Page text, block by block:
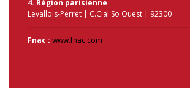
4. Région parisienne
Levallois-Perret | C.Cial So Ouest | 92300
Fnac : www.fnac.com